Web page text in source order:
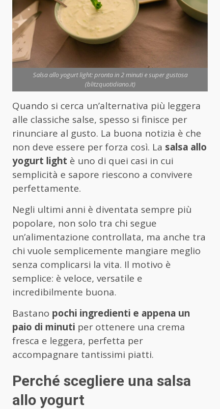
Salsa allo yogurt light: pronta in 2 minuti e super gustosa
(blitzquotidiano.it)
Quando si cerca un’alternativa più leggera
alle classiche salse, spesso si finisce per
rinunciare al gusto. La buona notizia è che
non deve essere per forza così. La salsa allo
yogurt light è uno di quei casi in cui
semplicità e sapore riescono a convivere
perfettamente.
Negli ultimi anni è diventata sempre più
popolare, non solo tra chi segue
un’alimentazione controllata, ma anche tra
chi vuole semplicemente mangiare meglio
senza complicarsi la vita. Il motivo è
semplice: è veloce, versatile e
incredibilmente buona.
Bastano pochi ingredienti e appena un
paio di minuti per ottenere una crema
fresca e leggera, perfetta per
accompagnare tantissimi piatti.
Perché scegliere una salsa
allo yogurt